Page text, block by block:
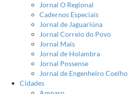
Jornal O Regional
Cadernos Especiais
Jornal de Jaguariúna
Jornal Correio do Povo
Jornal Mais
Jornal de Holambra
Jornal Possense
Jornal de Engenheiro Coelho
Cidades